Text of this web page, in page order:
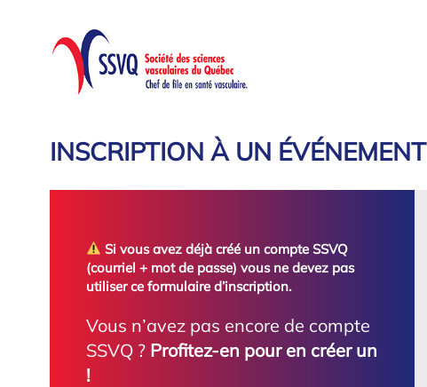
contenu
INSCRIPTION À UN ÉVÉNEMENT
Si vous avez déjà créé un compte SSVQ
(courriel + mot de passe) vous ne devez pas
utiliser ce formulaire d’inscription.
Vous n’avez pas encore de compte
SSVQ ? Profitez-en pour en créer un
!